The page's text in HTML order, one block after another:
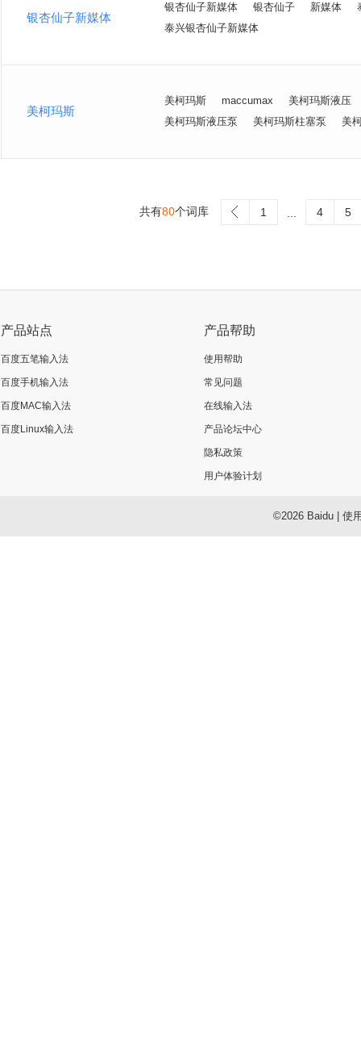
银杏仙子新媒体
银杏仙子新媒体 银杏仙子 新媒体
泰兴银杏仙子新媒体
美柯玛斯
美柯玛斯 maccumax
美柯玛斯液压
美柯玛斯液压泵
美柯玛斯柱塞泵 美
共有80个词库 1 4 5
产品站点
百度五笔输入法
百度手机输入法
百度MAC输入法
百度Linux输入法
产品帮助
使用帮助
常见问题
在线输入法
产品论坛中心
隐私政策
用户体验计划
©2026 Baidu| 使